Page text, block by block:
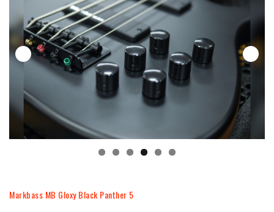
Markbass MB Gloxy Black Panther 5